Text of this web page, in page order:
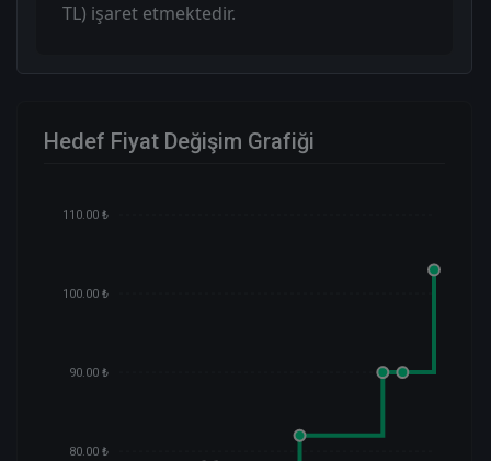
TL) işaret etmektedir.
Hedef Fiyat Değişim Grafiği
110.00 ₺
100.00 ₺
90.00 ₺
80.00 ₺